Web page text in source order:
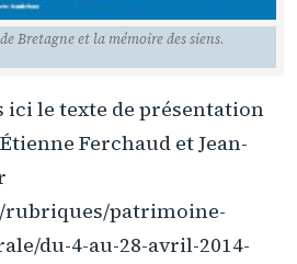
Bretagne et la mémoire des siens.
ici le texte de présentation
Ferchaud et Jean-
patrimoine-
du-4-au-28-avril-2014-